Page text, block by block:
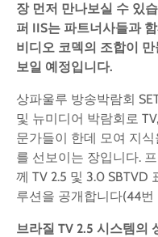
장 먼저 만나보실 수 있
퍼 IIS는 파트너사들과
비디오 코덱의 조합이 만
보일 예정입니다.
상파울루 방송박람회
및 뉴미디어 박람회로
문가들이 한데 모여 지
를 선보이는 장입니다.
께 TV 2.5 및 3.0 SBTVD
루션을 공개합니다(44번
브라질 TV 2.5 시스템의